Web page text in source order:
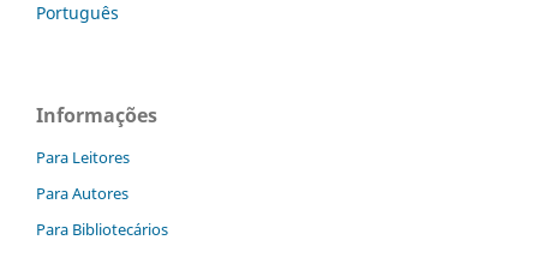
Português
Informações
Para Leitores
Para Autores
Para Bibliotecários